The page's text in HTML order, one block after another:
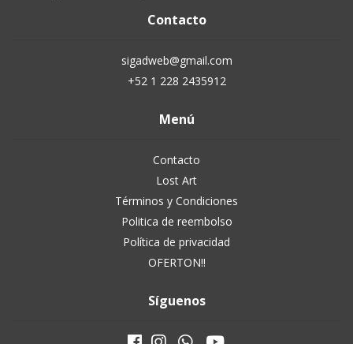
Contacto
sigadweb@gmail.com
+52 1 228 2435912
Menú
Contacto
Lost Art
Términos y Condiciones
Politica de reembolso
Política de privacidad
OFERTON!!
Síguenos